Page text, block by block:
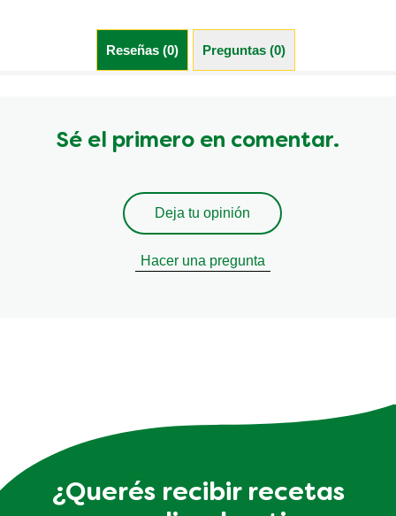
Reseñas (0) Preguntas (0)
Sé el primero en comentar.
Deja tu opinión
Hacer una pregunta
¿Querés recibir recetas